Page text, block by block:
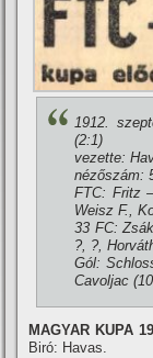
1912.
(2:1)
vezette:
nézőszám:
FTC: Fritz
Weisz F.,
33 FC:
?, ?,
Gól:
Cavoljac
MAGYAR KUPA
Biró: Havas.